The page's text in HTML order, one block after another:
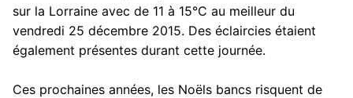
sur la Lorraine avec de 11 à 15°C au meilleur du
vendredi 25 décembre 2015. Des éclaircies étaient
également présentes durant cette journée.
Ces prochaines années, les Noëls bancs risquent de